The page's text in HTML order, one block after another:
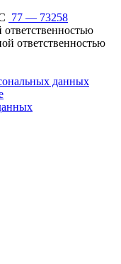
77 — 73258
ответственностью
данных